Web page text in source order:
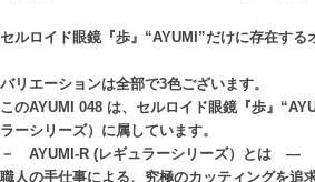
セルロイド眼鏡『歩』“AYUMI”だけに存在する
バリエーションは全部で3色ございます。
このAYUMI 048 は、セルロイド眼鏡『歩』
ラーシリーズ）に属しています。
－ AYUMI-R (レギュラーシリーズ）とは ―
職人の手仕事による、究極のカッティングを追